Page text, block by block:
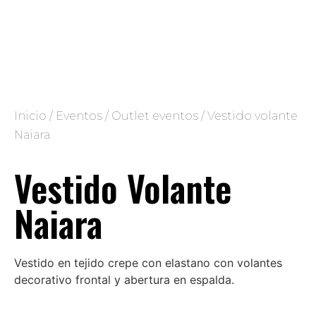
Inicio / Eventos / Outlet eventos / Vestido volante
Naiara
Vestido Volante
Naiara
Vestido en tejido crepe con elastano con volantes
decorativo frontal y abertura en espalda.